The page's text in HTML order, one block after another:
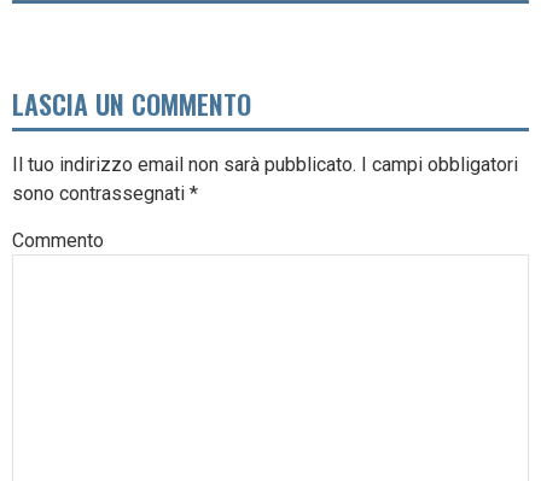
LASCIA UN COMMENTO
Il tuo indirizzo email non sarà pubblicato. I campi obbligatori
sono contrassegnati *
Commento